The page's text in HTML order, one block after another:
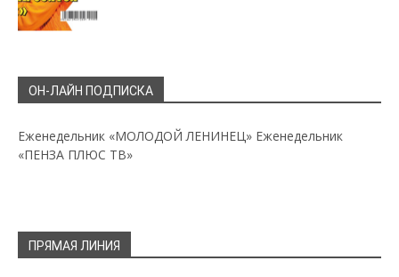
ОН-ЛАЙН ПОДПИСКА
Еженедельник «МОЛОДОЙ ЛЕНИНЕЦ» Еженедельник
«ПЕНЗА ПЛЮС ТВ»
ПРЯМАЯ ЛИНИЯ